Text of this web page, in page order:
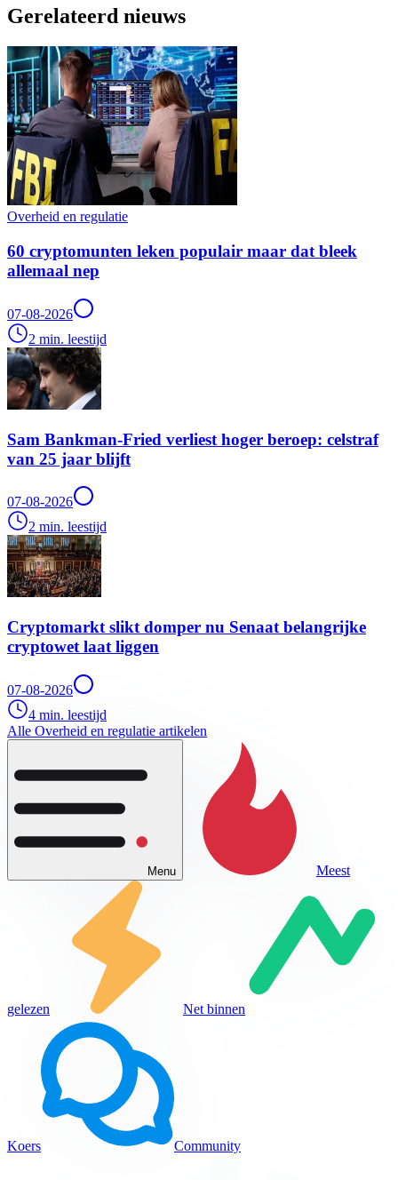
Gerelateerd nieuws
Overheid en regulatie
60 cryptomunten leken populair maar dat bleek
allemaal nep
07-08-2026
2 min. leestijd
Sam Bankman-Fried verliest hoger beroep: celstraf
van 25 jaar blijft
07-08-2026
2 min. leestijd
Cryptomarkt slikt domper nu Senaat belangrijke
cryptowet laat liggen
07-08-2026
4 min. leestijd
Alle Overheid en regulatie artikelen
Menu Meest
gelezen Net binnen
Koers Community